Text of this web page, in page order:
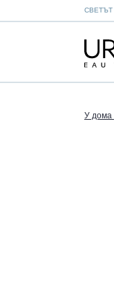
СВЕТЪТ
У дома